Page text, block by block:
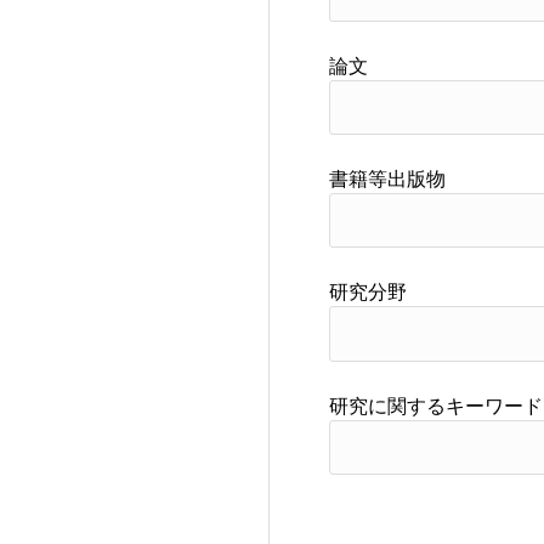
論文
書籍等出版物
研究分野
研究に関するキーワード